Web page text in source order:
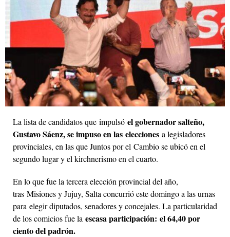
La lista de candidatos que impulsó el gobernador salteño,
Gustavo Sáenz, se impuso en las elecciones a legisladores
provinciales, en las que Juntos por el Cambio se ubicó en el
segundo lugar y el kirchnerismo en el cuarto.
En lo que fue la tercera elección provincial del año,
tras Misiones y Jujuy, Salta concurrió este domingo a las urnas
para elegir diputados, senadores y concejales. La particularidad
de los comicios fue la escasa participación: el 64,40 por
ciento del padrón.